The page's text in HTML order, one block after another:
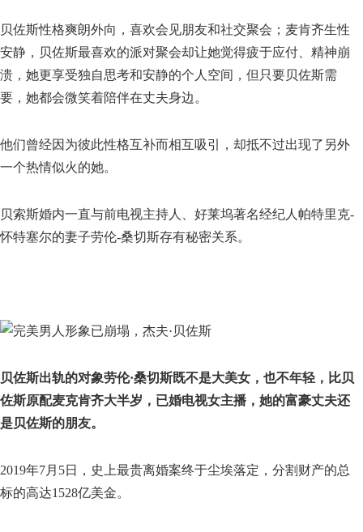
贝佐斯性格爽朗外向，喜欢会见朋友和社交聚会；麦肯齐生性
安静，贝佐斯最喜欢的派对聚会却让她觉得疲于应付、精神崩
溃，她更享受独自思考和安静的个人空间，但只要贝佐斯需
要，她都会微笑着陪伴在丈夫身边。
他们曾经因为彼此性格互补而相互吸引，却抵不过出现了另外
一个热情似火的她。
贝索斯婚内一直与前电视主持人、好莱坞著名经纪人帕特里克-
怀特塞尔的妻子劳伦-桑切斯存有秘密关系。
贝佐斯出轨的对象劳伦·桑切斯既不是大美女，也不年轻，比贝
佐斯原配麦克肯齐大半岁，已婚电视女主播，她的富豪丈夫还
是贝佐斯的朋友。
2019年7月5日，史上最贵离婚案终于尘埃落定，分割财产的总
标的高达1528亿美金。